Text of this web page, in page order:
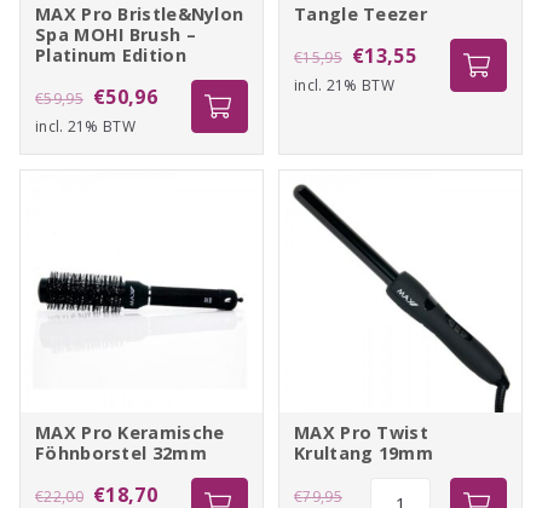
MAX Pro Bristle&Nylon
Spa MOHI Brush –
Platinum Edition
€59,95 Oorspronkelijke
prijs
was:
€50,96Huidige
prijs
is:
incl. 21% BTW
Tangle Teezer
€15,95 Oorspronkelijke
prijs
€15,95.
€13,55Huidige
prijs
€13,55.
incl. 21% BTW
MAX Pro Keramische
Föhnborstel 32mm
€22,00 Oorspronkelijke
€18,70Huidige
MAX
MAX Pro Twist
Krultang 19mm
€79,95
Oorspronkelijke